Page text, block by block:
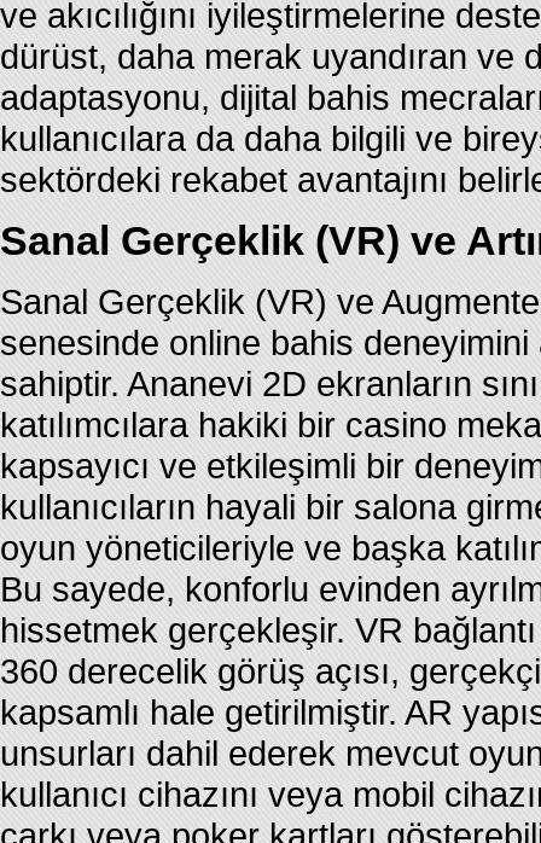
ve akıcılığını iyileştirmelerine
dürüst, daha merak uyandıran ve
adaptasyonu, dijital bahis
kullanıcılara da daha bilgili ve
sektördeki rekabet avantajını
Sanal Gerçeklik (VR) ve
Sanal Gerçeklik (VR) ve
senesinde online bahis
sahiptir. Ananevi 2D ekranların
katılımcılara hakiki bir casino
kapsayıcı ve etkileşimli bir
kullanıcıların hayali bir salona
oyun yöneticileriyle ve başka
Bu sayede, konforlu evinden
hissetmek gerçekleşir. VR
360 derecelik görüş açısı,
kapsamlı hale getirilmiştir. AR
unsurları dahil ederek mevcut
kullanıcı cihazını veya mobil